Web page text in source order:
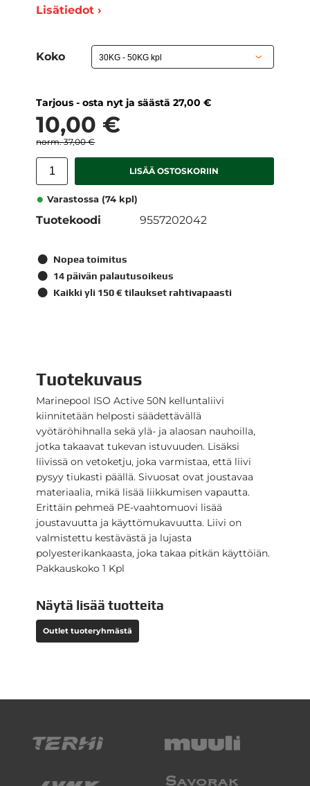
Lisätiedot ›
Koko
Tarjous - osta nyt ja säästä 27,00 €
10,00 €
37,00 €
LISÄÄ OSTOSKORIIN
Varastossa (74 kpl)
Tuotekoodi 9557202042
Nopea toimitus
14 päivän palautusoikeus
Kaikki yli 150 € tilaukset rahtivapaasti
Tuotekuvaus
Marinepool ISO Active 50N kelluntaliivi
kiinnitetään helposti säädettävällä
vyötäröhihnalla sekä ylä- ja alaosan nauhoilla,
jotka takaavat tukevan istuvuuden. Lisäksi
liivissä on vetoketju, joka varmistaa, että liivi
pysyy tiukasti päällä. Sivuosat ovat joustavaa
materiaalia, mikä lisää liikkumisen vapautta.
Erittäin pehmeä PE-vaahtomuovi lisää
joustavuutta ja käyttömukavuutta. Liivi on
valmistettu kestävästä ja lujasta
polyesterikankaasta, joka takaa pitkän käyttöiän.
Pakkauskoko 1 Kpl
Näytä lisää tuotteita
Outlet tuoteryhmästä